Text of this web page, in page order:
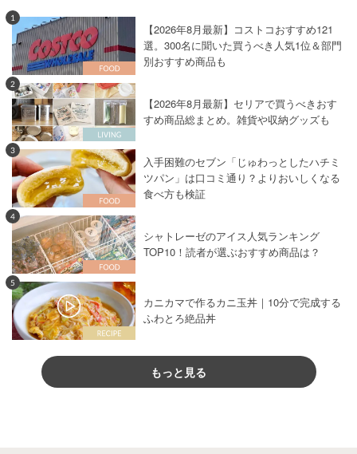
1
【2026年8月最新】コストコおすすめ121
選。300名に聞いた買うべき人気1位＆部門
別おすすめ商品も
2
【2026年8月最新】セリアで買うべきおす
すめ商品総まとめ。雑貨や収納グッズも
3
入手困難のセブン「じゅわっとしたハチミ
ツパン」は口コミ通り？よりおいしくなる
食べ方も検証
4
シャトレーゼのアイス人気ランキング
TOP10！読者が選ぶおすすめ商品は？
5
カニカマで作るカニ玉丼｜10分で完成する
ふわとろ絶品丼
もっと見る